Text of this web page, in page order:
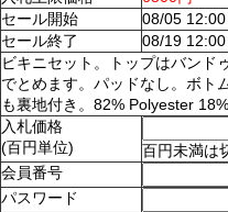
セール開始
08/05 12:00
セール終了
08/19 12:00
ビキニセット。トップはバンド
でとめます。パッドなし。ボト
も裏地付き。82% Polyester
入札価格
(百円単位)
百円未満は
会員番号
パスワード